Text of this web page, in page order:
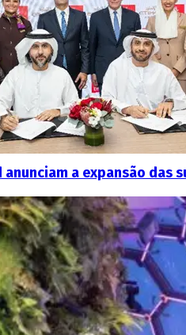
anunciam a expansão das